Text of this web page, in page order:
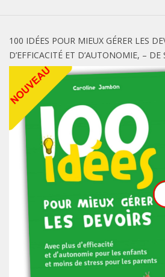
100 IDÉES POUR MIEUX GÉRER LES
D’EFFICACITÉ ET D’AUTONOMIE, – DE